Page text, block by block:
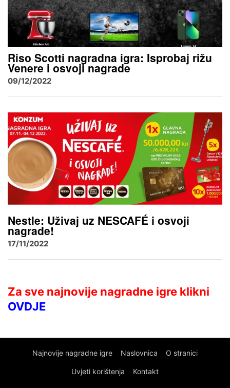
Riso Scotti nagradna igra: Isprobaj rižu
Venere i osvoji nagrade
09/12/2022
Nestle: Uživaj uz NESCAFÉ i osvoji
nagrade!
17/11/2022
Za sve najnovije nagradne igre klikni
OVDJE
Najnovije nagradne igre Naslovnica O stranici
Uvjeti korištenja Kontakt